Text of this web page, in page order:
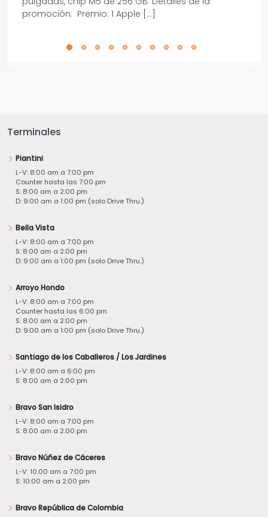
promoción: Premio: 1 Apple […]
Terminales
Piantini
L-V: 8:00 am a 7:00 pm
Counter hasta las 7:00 pm
S: 8:00 am a 2:00 pm
D: 9:00 am a 1:00 pm (solo Drive Thru.)
Bella Vista
L-V: 8:00 am a 7:00 pm
S: 8:00 am a 2:00 pm
D: 9:00 am a 1:00 pm (solo Drive Thru.)
Arroyo Hondo
L-V: 8:00 am a 7:00 pm
Counter hasta las 6:00 pm
S: 8:00 am a 2:00 pm
D: 9:00 am a 1:00 pm (solo Drive Thru.)
Santiago de los Caballeros / Los Jardines
L-V: 8:00 am a 6:00 pm
S: 8:00 am a 2:00 pm
Bravo San Isidro
L-V: 8:00 am a 7:00 pm
S: 8:00 am a 2:00 pm
Bravo Núñez de Cáceres
L-V: 10:00 am a 7:00 pm
S: 10:00 am a 2:00 pm
Bravo República de Colombia